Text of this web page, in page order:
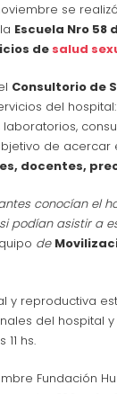
se
Escuela Nro 58
de salud
Consultorio de
del
de acercar
docentes,
conocían el
podían asistir a
de
y reproductiva
del hospital
hs.
Fundación